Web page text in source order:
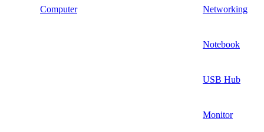
Computer Networking
Notebook
USB Hub
Monitor